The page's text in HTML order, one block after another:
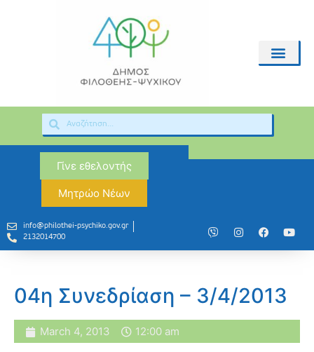
Γίνε εθελοντής
Μητρώο Νέων
info@philothei-psychiko.gov.gr
2132014700
04η Συνεδρίαση – 3/4/2013
March 4, 2013 12:00 am